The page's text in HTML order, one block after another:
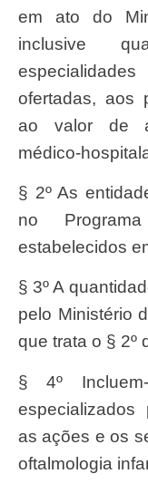
em ato do
inclusive
ofertadas, aos
ao valor de
médico-
§ 2º As
no
estabelecidos
§ 3º A
pelo Ministério
que trata o § 2º
§ 4º
especializados
as ações e os
oftalmologia